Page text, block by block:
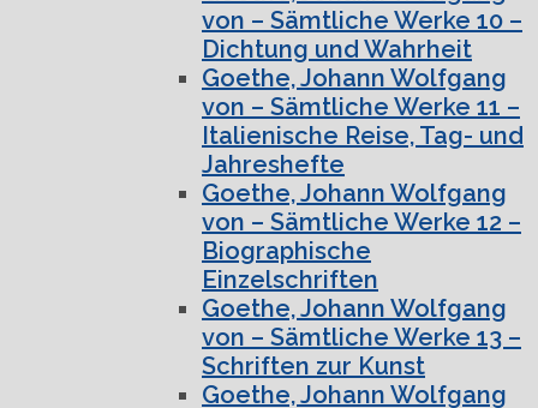
von – Sämtliche Werke 10 –
Dichtung und Wahrheit
Goethe, Johann Wolfgang
von – Sämtliche Werke 11 –
Italienische Reise, Tag- und
Jahreshefte
Goethe, Johann Wolfgang
von – Sämtliche Werke 12 –
Biographische
Einzelschriften
Goethe, Johann Wolfgang
von – Sämtliche Werke 13 –
Schriften zur Kunst
Goethe, Johann Wolfgang